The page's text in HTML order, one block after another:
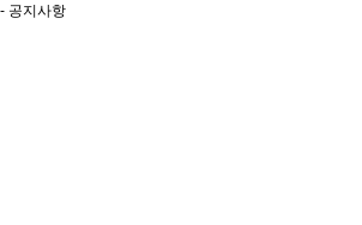
- 공지사항